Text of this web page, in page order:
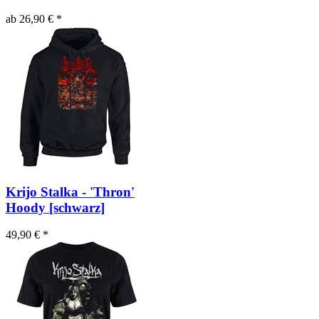
ab 26,90 € *
Krijo Stalka - 'Thron'
Hoody [schwarz]
49,90 € *